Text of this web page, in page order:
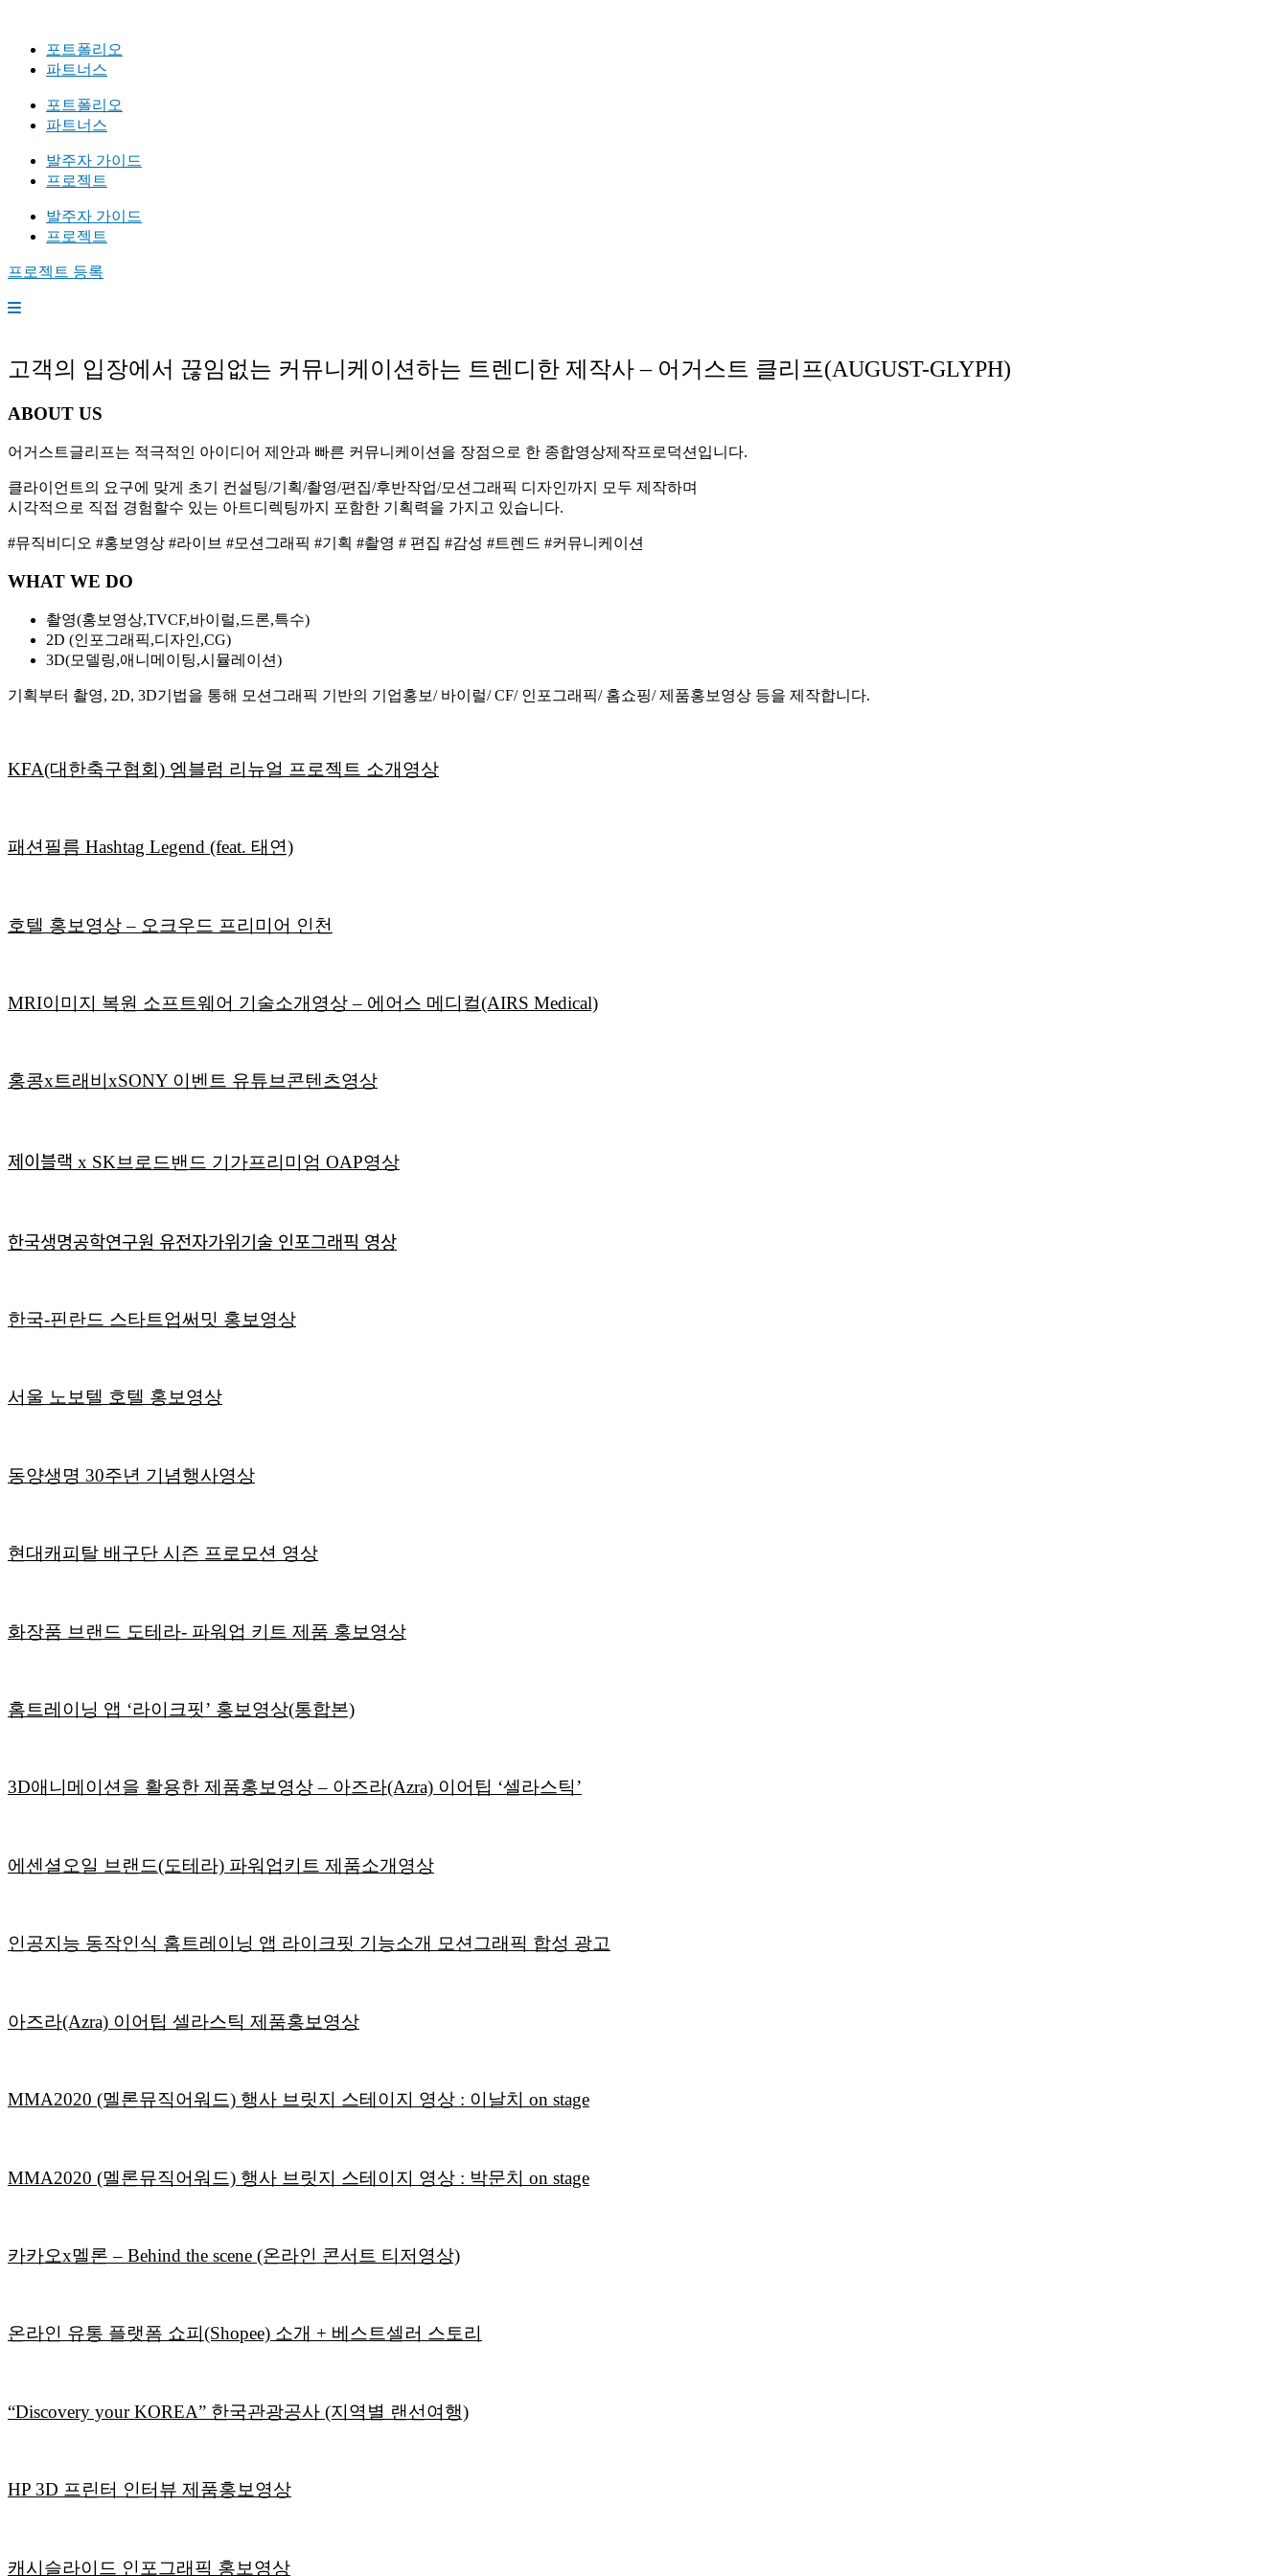
포트폴리오
파트너스
포트폴리오
파트너스
발주자 가이드
프로젝트
발주자 가이드
프로젝트
프로젝트 등록
고객의 입장에서 끊임없는 커뮤니케이션하는 트렌디한 제작사 – 어거스트 클리프(AUGUST-GLYPH)
ABOUT US
어거스트글리프는 적극적인 아이디어 제안과 빠른 커뮤니케이션을 장점으로 한 종합영상제작프로덕션입니다.
클라이언트의 요구에 맞게 초기 컨설팅/기획/촬영/편집/후반작업/모션그래픽 디자인까지 모두 제작하며
시각적으로 직접 경험할수 있는 아트디렉팅까지 포함한 기획력을 가지고 있습니다.
#뮤직비디오 #홍보영상 #라이브 #모션그래픽 #기획 #촬영 # 편집 #감성 #트렌드 #커뮤니케이션
WHAT WE DO
촬영(홍보영상,TVCF,바이럴,드론,특수)
2D (인포그래픽,디자인,CG)
3D(모델링,애니메이팅,시뮬레이션)
기획부터 촬영, 2D, 3D기법을 통해 모션그래픽 기반의 기업홍보/ 바이럴/ CF/ 인포그래픽/ 홈쇼핑/ 제품홍보영상 등을 제작합니다.
KFA(대한축구협회) 엠블럼 리뉴얼 프로젝트 소개영상
패션필름 Hashtag Legend (feat. 태연)
호텔 홍보영상 – 오크우드 프리미어 인천
MRI이미지 복원 소프트웨어 기술소개영상 – 에어스 메디컬(AIRS Medical)
홍콩x트래비xSONY 이벤트 유튜브콘텐츠영상
제이블랙 x SK브로드밴드 기가프리미엄 OAP영상
한국생명공학연구원 유전자가위기술 인포그래픽 영상
한국-핀란드 스타트업써밋 홍보영상
서울 노보텔 호텔 홍보영상
동양생명 30주년 기념행사영상
현대캐피탈 배구단 시즌 프로모션 영상
화장품 브랜드 도테라- 파워업 키트 제품 홍보영상
홈트레이닝 앱 ‘라이크핏’ 홍보영상(통합본)
3D애니메이션을 활용한 제품홍보영상 – 아즈라(Azra) 이어팁 ‘셀라스틱’
에센셜오일 브랜드(도테라) 파워업키트 제품소개영상
인공지능 동작인식 홈트레이닝 앱 라이크핏 기능소개 모션그래픽 합성 광고
아즈라(Azra) 이어팁 셀라스틱 제품홍보영상
MMA2020 (멜론뮤직어워드) 행사 브릿지 스테이지 영상 : 이날치 on stage
MMA2020 (멜론뮤직어워드) 행사 브릿지 스테이지 영상 : 박문치 on stage
카카오x멜론 – Behind the scene (온라인 콘서트 티저영상)
온라인 유통 플랫폼 쇼피(Shopee) 소개 + 베스트셀러 스토리
“Discovery your KOREA” 한국관광공사 (지역별 랜선여행)
HP 3D 프린터 인터뷰 제품홍보영상
캐시슬라이드 인포그래픽 홍보영상